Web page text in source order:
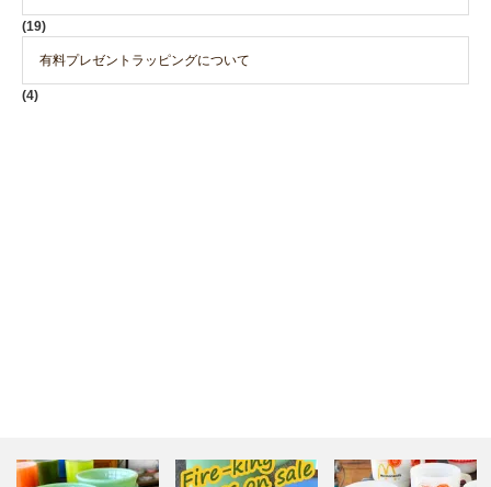
(19)
有料プレゼントラッピングについて
(4)